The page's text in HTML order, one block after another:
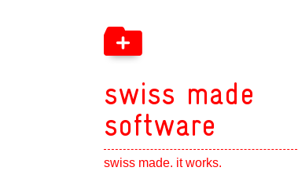
swiss made
software
swiss made. it works.